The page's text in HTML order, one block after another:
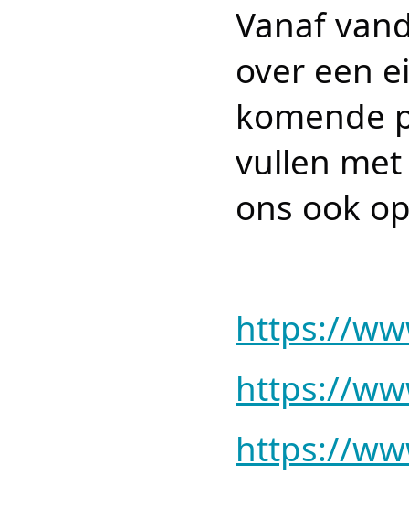
Vanaf
over een
komende
vullen
ons ook
https://
https://
https://